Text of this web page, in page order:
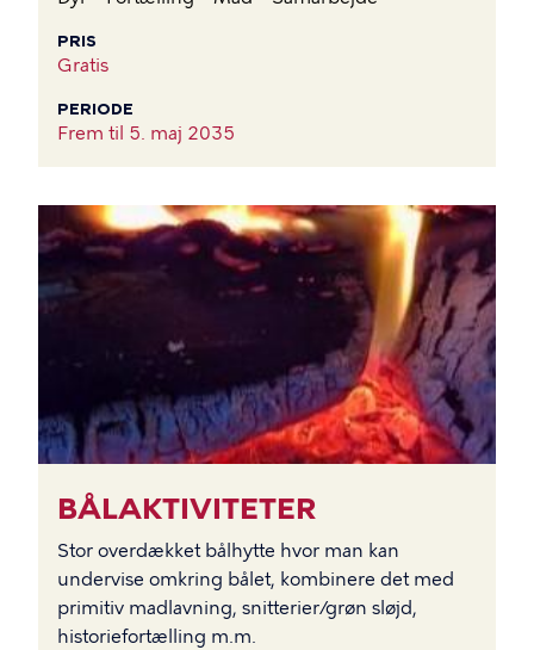
PRIS
Gratis
PERIODE
Frem til 5. maj 2035
BILLEDE
BÅLAKTIVITETER
Stor overdækket bålhytte hvor man kan
undervise omkring bålet, kombinere det med
primitiv madlavning, snitterier/grøn sløjd,
historiefortælling m.m.